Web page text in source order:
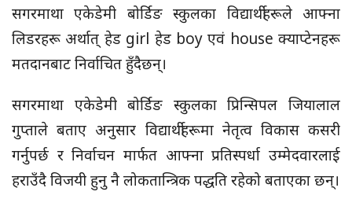
सगरमाथा एकेडेमी बोर्डिङ स्कुलका विद्यार्थीहरूले आफ्ना
लिडरहरू अर्थात् हेड girl हेड boy एवं house क्याप्टेनहरू
मतदानबाट निर्वाचित हुँदैछन्।
सगरमाथा एकेडेमी बोर्डिङ स्कुलका प्रिन्सिपल जियालाल
गुप्ताले बताए अनुसार विद्यार्थीहरूमा नेतृत्व विकास कसरी
गर्नुपर्छ र निर्वाचन मार्फत आफ्ना प्रतिस्पर्धा उम्मेदवारलाई
हराउँदै विजयी हुनु नै लोकतान्त्रिक पद्धति रहेको बताएका छन्।